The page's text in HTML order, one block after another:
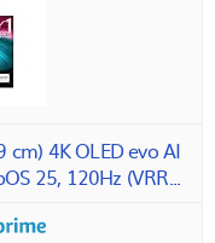
cm) 4K OLED evo AI
25, 120Hz (VRR...